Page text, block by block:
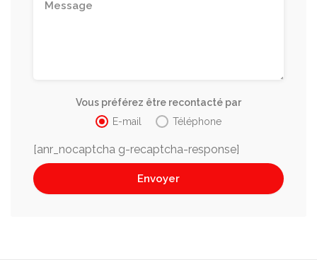
Vous préférez être recontacté par
E-mail
Téléphone
[anr_nocaptcha g-recaptcha-response]